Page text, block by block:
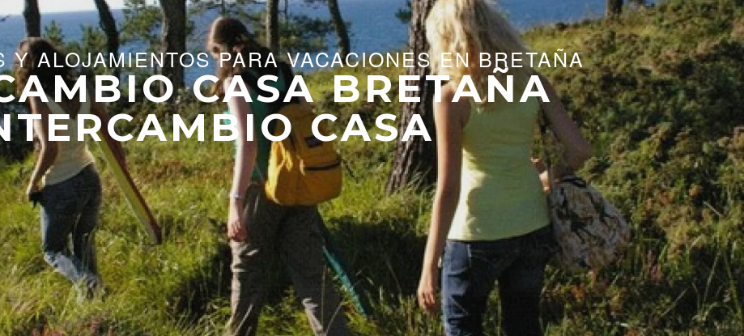
Y ALOJAMIENTOS PARA VACACIONES EN BRETAÑA
CASA BRETAÑA
CASA